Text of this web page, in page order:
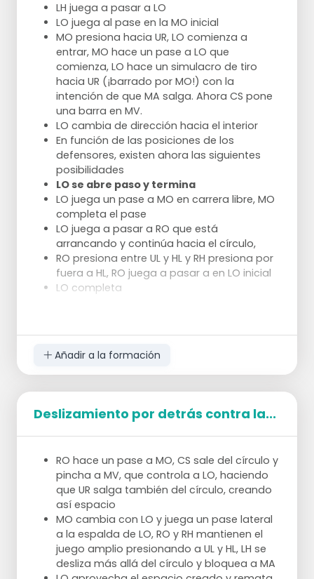
LH juega a pasar a LO
LO juega al pase en la MO inicial
MO presiona hacia UR, LO comienza a
entrar, MO hace un pase a LO que
comienza, LO hace un simulacro de tiro
hacia UR (¡barrado por MO!) con la
intención de que MA salga. Ahora CS pone
una barra en MV.
LO cambia de dirección hacia el interior
En función de las posiciones de los
defensores, existen ahora las siguientes
posibilidades
LO se abre paso y termina
LO juega un pase a MO en carrera libre, MO
completa el pase
LO juega a pasar a RO que está
arrancando y continúa hacia el círculo,
RO presiona entre UL y HL y RH presiona por
fuera a HL, RO juega a pasar a en LO inicial
LO completa
Añadir a la formación
Deslizamiento por detrás contra la...
RO hace un pase a MO, CS sale del círculo y
pincha a MV, que controla a LO, haciendo
que UR salga también del círculo, creando
así espacio
MO cambia con LO y juega un pase lateral
a la espalda de LO, RO y RH mantienen el
juego amplio presionando a UL y HL, LH se
desliza más allá del círculo y bloquea a MA